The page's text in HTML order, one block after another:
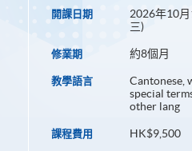
開課日期
2026年10月
三)
修業期 約8個月
教學語言
Cantonese,
special
other lang
課程費用 HK$9,500